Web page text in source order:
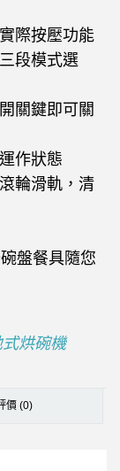
際按壓功能
段模式選
關鍵即可關
作狀態
輪滑軌，清
盤餐具隨您
烘碗機
價 (0)